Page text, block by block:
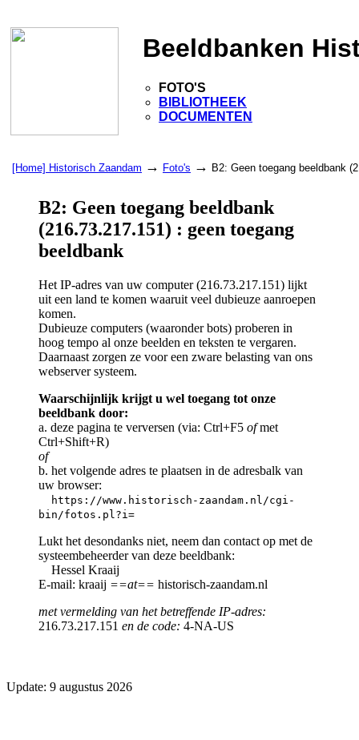
Beeldbanken
FOTO'S
BIBLIOTHEEK
DOCUMENTEN
[Home] Historisch Zaandam → Foto's → B2: Geen toegang beeldbank
B2: Geen toegang beeldbank
(216.73.217.151) : geen toegang
beeldbank
Het IP-adres van uw computer (216.73.217.151) lijkt
uit een land te komen waaruit veel dubieuze aanroepen
komen.
Dubieuze computers (waaronder bots) proberen in
hoog tempo al onze beelden en teksten te vergaren.
Daarnaast zorgen ze voor een zware belasting van ons
webserver systeem.
Waarschijnlijk krijgt u wel toegang tot onze
beeldbank door:
a. deze pagina te verversen (via: Ctrl+F5 ofmet
Ctrl+Shift+R)
of
b. het volgende adres te plaatsen in de adresbalk van
uw browser:
https://www.historisch-zaandam.nl/cgi-
bin/fotos.pl?i=
Lukt het desondanks niet, neem dan contact op met de
systeembeheerder van deze beeldbank:
Hessel Kraaij
E-mail: kraaij ==at== historisch-zaandam.nl
met vermelding van het betreffende IP-adres:
216.73.217.151 en de code: 4-NA-US
Update: 9 augustus 2026